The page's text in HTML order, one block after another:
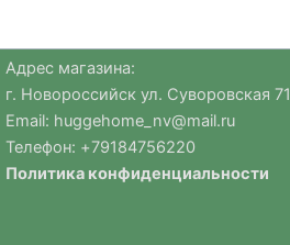
Адрес магазина:
г. Новороссийск ул. Суворовская 71
Email: huggehome_nv@mail.ru
Телефон: +79184756220
Политика конфиденциальности